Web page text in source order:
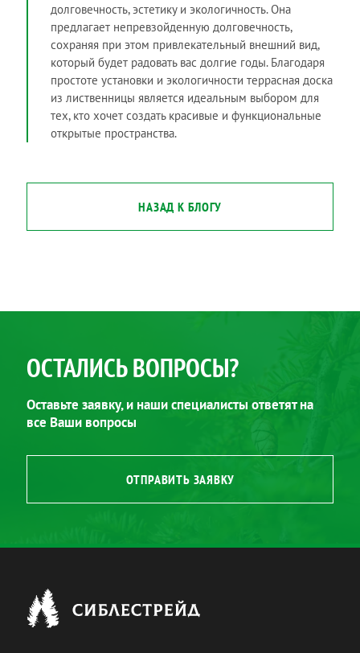
долговечность, эстетику и экологичность. Она
предлагает непревзойденную долговечность,
сохраняя при этом привлекательный внешний вид,
который будет радовать вас долгие годы. Благодаря
простоте установки и экологичности террасная доска
из лиственницы является идеальным выбором для
тех, кто хочет создать красивые и функциональные
открытые пространства.
НАЗАД К БЛОГУ
ОСТАЛИСЬ ВОПРОСЫ?
Оставьте заявку, и наши специалисты ответят на
все Ваши вопросы
ОТПРАВИТЬ ЗАЯВКУ